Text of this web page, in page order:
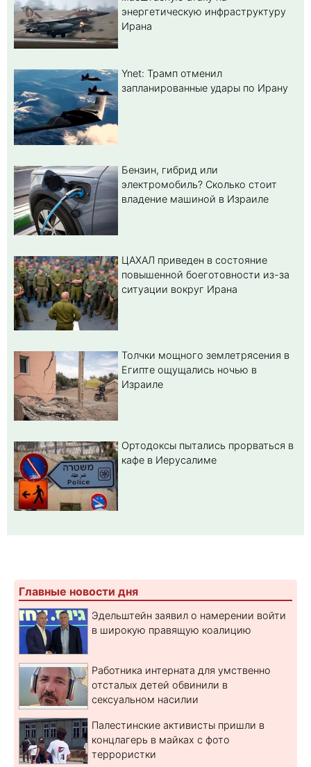
энергетическую инфраструктуру
Ирана
Ynet: Трамп отменил
запланированные удары по Ирану
Бензин, гибрид или
электромобиль? Cколько стоит
владение машиной в Израиле
ЦАХАЛ приведен в состояние
повышенной боеготовности из-за
ситуации вокруг Ирана
Толчки мощного землетрясения в
Египте ощущались ночью в
Израиле
Ортодоксы пытались прорваться в
кафе в Иерусалиме
Главные новости дня
Эдельштейн заявил о намерении войти
в широкую правящую коалицию
Работника интерната для умственно
отсталых детей обвинили в
сексуальном насилии
Палестинские активисты пришли в
концлагерь в майках с фото
террористки